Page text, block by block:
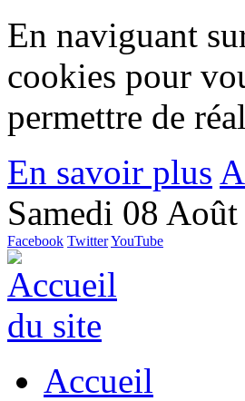
En naviguant
cookies pour
permettre de
En savoir plus
Samedi 08
Facebook TwitterYouTube
Accueil